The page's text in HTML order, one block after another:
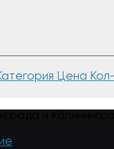
Цена